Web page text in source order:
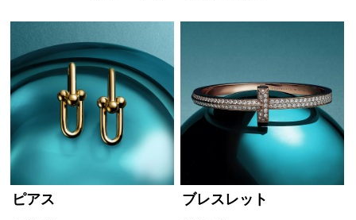
ピアス ブレスレット